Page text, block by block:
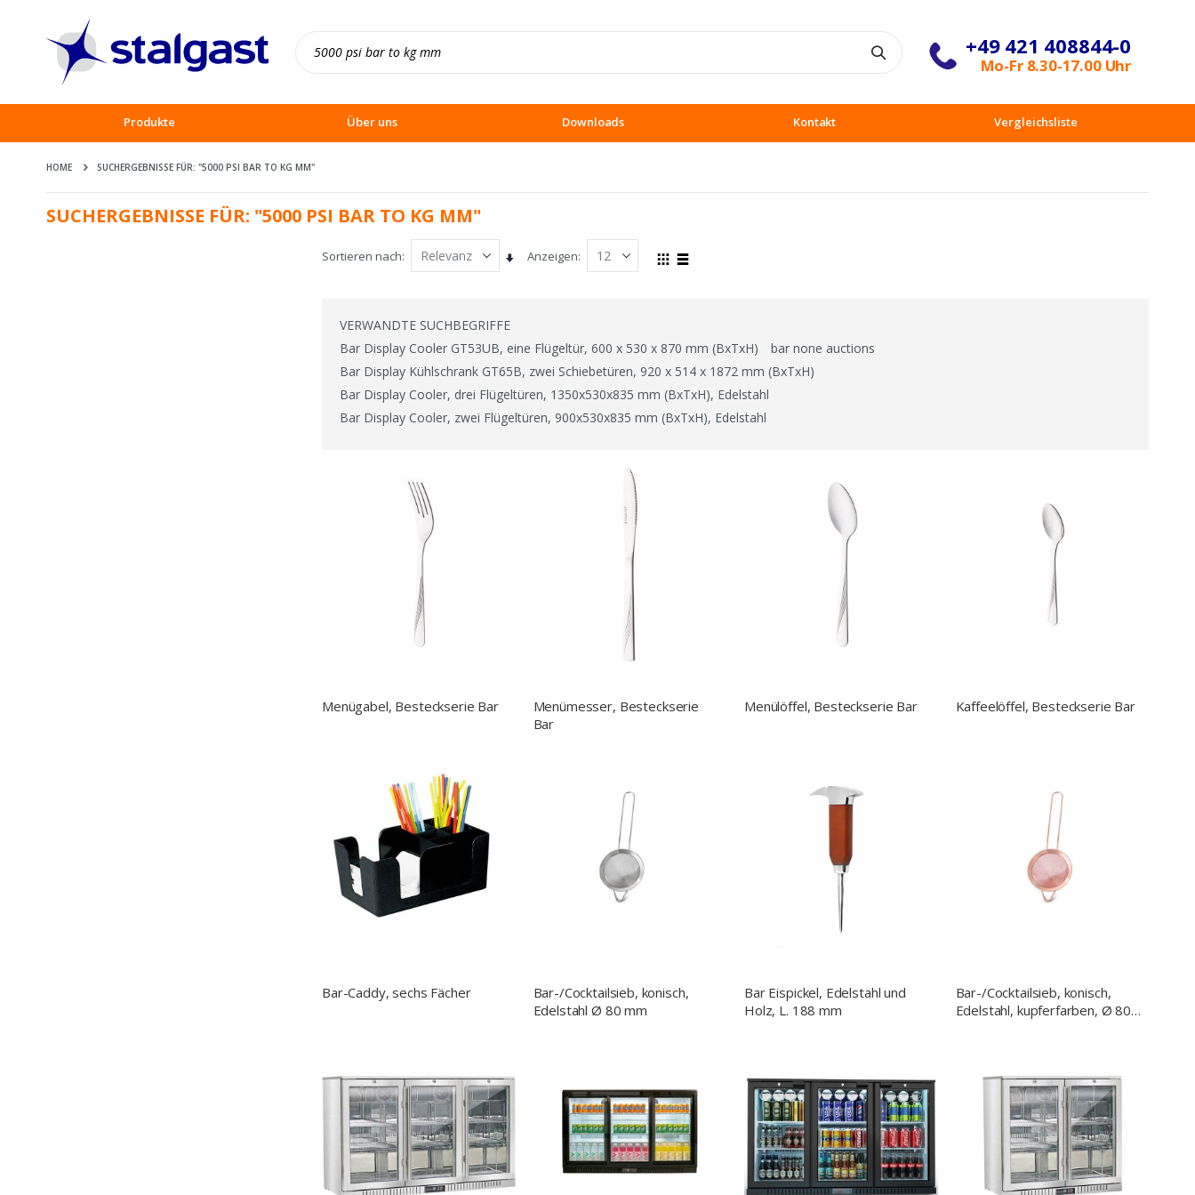
+49 421 408844-0
Mo-Fr 8.30-17.00 Uhr
Produkte Über uns Downloads Kontakt Vergleichsliste
HOME SUCHERGEBNISSE FÜR: "5000 PSI BAR TO KG MM"
SUCHERGEBNISSE FÜR: "5000 PSI BAR TO KG MM"
Sortieren nach
In
aufsteigender
Anzeigen
Ansicht
VERWANDTE SUCHBEGRIFFE
Bar Display Cooler GT53UB, eine Flügeltür, 600 x 530 x 870 mm (BxTxH)
bar none auctions
Bar Display Kühlschrank GT65B, zwei Schiebetüren, 920 x 514 x 1872 mm (BxTxH)
Bar Display Cooler, drei Flügeltüren, 1350x530x835 mm (BxTxH), Edelstahl
Bar Display Cooler, zwei Flügeltüren, 900x530x835 mm (BxTxH), Edelstahl
Menügabel, Besteckserie Bar
Menümesser, Besteckserie
Bar
Menülöffel, Besteckserie Bar Kaffeelöffel, Besteckserie Bar
Bar-Caddy, sechs Fächer
Bar-/Cocktailsieb, konisch,
Edelstahl Ø 80 mm
Bar Eispickel, Edelstahl und
Holz, L. 188 mm
Bar-/Cocktailsieb, konisch,
Edelstahl, kupferfarben, Ø 80